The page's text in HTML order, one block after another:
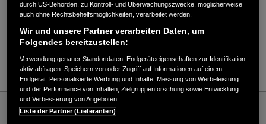
Verkauf / Kundendienst
07644/1414
E-Mail
Honda
Rasen und Garten
Krumm Landtechnik GmbH - Garten – Honda - HONDA Deutschland Offizielle
durch US-Behörden, zu Kontroll- und Überwachungszwecke, möglicherweise
auch ohne Rechtsbehelfsmöglichkeiten, verarbeitet werden.
Wir und unsere Partner verarbeiten Daten, um
Folgendes bereitzustellen:
Verwendung genauer Standortdaten. Endgeräteeigenschaften zur Identifikation
aktiv abfragen. Speichern von oder Zugriff auf Informationen auf einem
Endgerät. Personalisierte Werbung und Inhalte, Messung von Werbeleistung
und der Performance von Inhalten, Zielgruppenforschung sowie Entwicklung
und Verbesserung von Angeboten.
Liste der Partner (Lieferanten)